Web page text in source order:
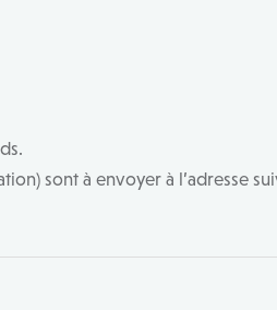
sont à envoyer à l’adresse